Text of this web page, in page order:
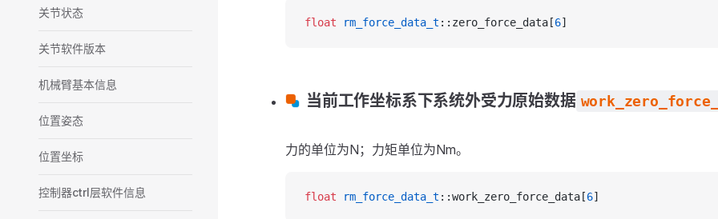
关节状态
关节软件版本
机械臂基本信息
位置姿态
位置坐标
控制器ctrl层软件信息
float rm_force_data_t ::zero_force_data[6]
当前工作坐标系下系统外受力原始数据
力的单位为N；力矩单位为Nm。
float rm_force_data_t ::work_zero_force_data[6]